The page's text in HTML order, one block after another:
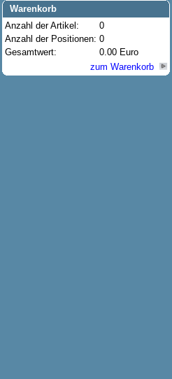
Warenkorb
Anzahl der Artikel:
0
Anzahl der Positionen: 0
Gesamtwert:
0.00 Euro
zum Warenkorb